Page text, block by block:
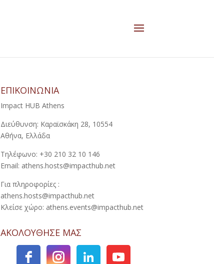
ΕΠΙΚΟΙΝΩΝΙΑ
Impact HUB Athens
Διεύθυνση: Καραϊσκάκη 28, 10554
Αθήνα, Ελλάδα
Τηλέφωνο: +30 210 32 10 146
Email: athens.hosts@impacthub.net
Για πληροφορίες :
athens.hosts@impacthub.net
Κλείσε χώρο: athens.events@impacthub.net
ΑΚΟΛΟΥΘΗΣΕ ΜΑΣ